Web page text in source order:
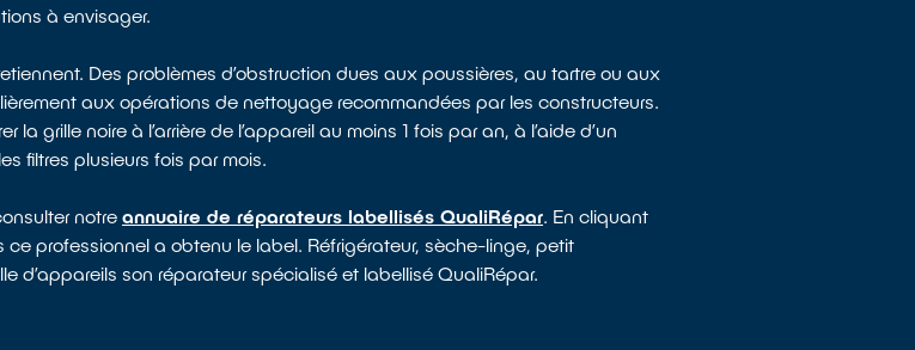
à envisager.
Des problèmes d’obstruction dues aux poussières, au tartre ou aux
aux opérations de nettoyage recommandées par les constructeurs.
grille noire à l’arrière de l’appareil au moins 1 fois par an, à l’aide d’un
filtres plusieurs fois par mois.
notreannuaire de réparateurs labellisés QualiRépar. En cliquant
professionnel a obtenu le label. Réfrigérateur, sèche-linge, petit
d’appareils son réparateur spécialisé et labellisé QualiRépar.